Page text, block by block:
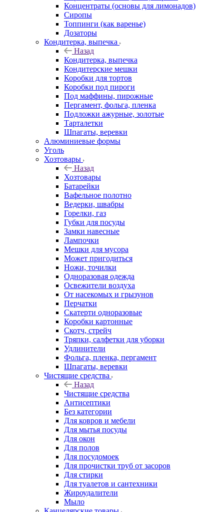
Концентраты (основы для лимонадов)
Сиропы
Топпинги (как варенье)
Дозаторы
Кондитерка, выпечка
Назад
Кондитерка, выпечка
Кондитерские мешки
Коробки для тортов
Коробки под пироги
Под маффины, пирожные
Пергамент, фольга, пленка
Подложки ажурные, золотые
Тарталетки
Шпагаты, веревки
Алюминиевые формы
Уголь
Хозтовары
Назад
Хозтовары
Батарейки
Вафельное полотно
Ведерки, швабры
Горелки, газ
Губки для посуды
Замки навесные
Лампочки
Мешки для мусора
Может пригодиться
Ножи, точилки
Одноразовая одежда
Освежители воздуха
От насекомых и грызунов
Перчатки
Скатерти одноразовые
Коробки картонные
Скотч, стрейч
Тряпки, салфетки для уборки
Удлинители
Фольга, пленка, пергамент
Шпагаты, веревки
Чистящие средства
Назад
Чистящие средства
Антисептики
Без категории
Для ковров и мебели
Для мытья посуды
Для окон
Для полов
Для посудомоек
Для прочистки труб от засоров
Для стирки
Для туалетов и сантехники
Жироудалители
Мыло